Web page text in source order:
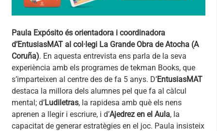
Paula Expósito és orientadora i coordinadora
d’EntusiasMAT al col·legi La Grande Obra de Atocha (A
Coruña). En aquesta entrevista ens parla de la seva
experiència amb els programes de tekman Books, que
s’imparteixen al centre des de fa 5 anys. D’EntusiasMAT
destaca la millora dels alumnes pel que fa al càlcul
mental; d’Ludiletras, la rapidesa amb què els nens
aprenen a llegir i escriure, i d’Ajedrez en el Aula, la
capacitat de generar estratègies en el joc. Paula insisteix